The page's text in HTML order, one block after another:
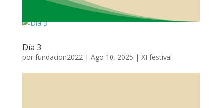
Día 3
por fundacion2022 | Ago 10, 2025 | XI festival